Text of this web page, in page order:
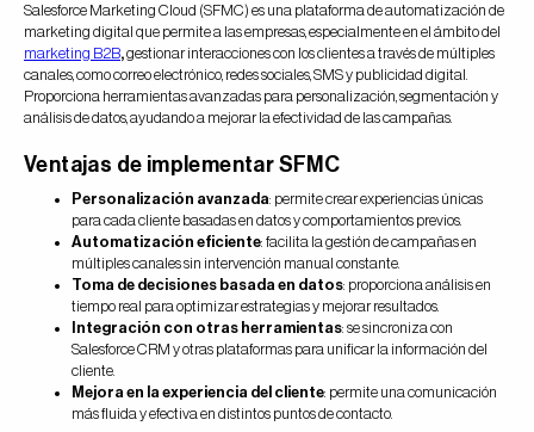
Salesforce Marketing Cloud (SFMC) es una plataforma de automatización de
marketing digital que permite a las empresas, especialmente en el ámbito del
marketing B2B gestionar interacciones con los clientes a través de múltiples
canales, como correo electrónico, redes sociales, SMS y publicidad digital.
Proporciona herramientas avanzadas para personalización, segmentación y
análisis de datos, ayudando a mejorar la efectividad de las campañas.
Ventajas de implementar SFMC
Personalización avanzada: permite crear experiencias únicas
para cada cliente basadas en datos y comportamientos previos.
Automatización eficiente: facilita la gestión de campañas en
múltiples canales sin intervención manual constante.
Toma de decisiones basada en datos: proporciona análisis en
tiempo real para optimizar estrategias y mejorar resultados.
Integración con otras herramientas: se sincroniza con
Salesforce CRM y otras plataformas para unificar la información del
cliente.
Mejora en la experiencia del cliente: permite una comunicación
más fluida y efectiva en distintos puntos de contacto.